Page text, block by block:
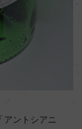
アントシアニ